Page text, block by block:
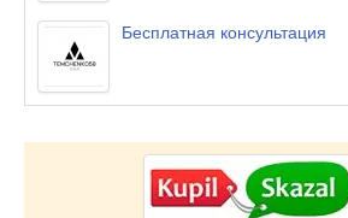
Бесплатная консультация